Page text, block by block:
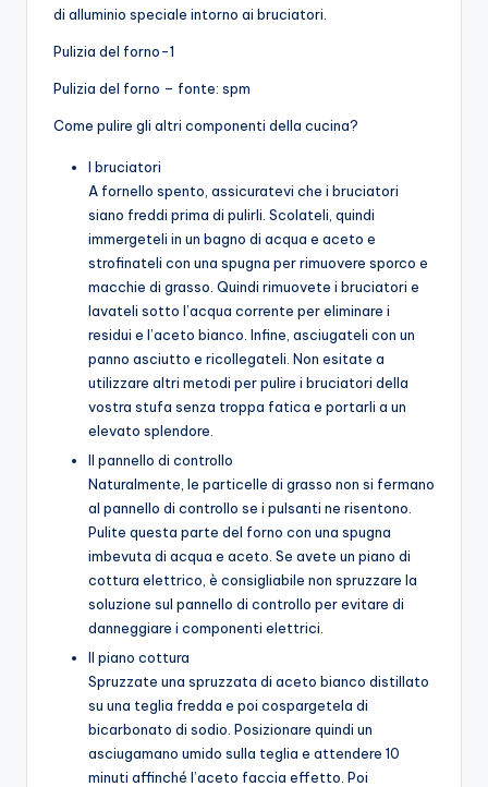
di alluminio speciale intorno ai bruciatori.
Pulizia del forno-1
Pulizia del forno – fonte: spm
Come pulire gli altri componenti della cucina?
I bruciatori
A fornello spento, assicuratevi che i bruciatori
siano freddi prima di pulirli. Scolateli, quindi
immergeteli in un bagno di acqua e aceto e
strofinateli con una spugna per rimuovere sporco e
macchie di grasso. Quindi rimuovete i bruciatori e
lavateli sotto l’acqua corrente per eliminare i
residui e l’aceto bianco. Infine, asciugateli con un
panno asciutto e ricollegateli. Non esitate a
utilizzare altri metodi per pulire i bruciatori della
vostra stufa senza troppa fatica e portarli a un
elevato splendore.
Il pannello di controllo
Naturalmente, le particelle di grasso non si fermano
al pannello di controllo se i pulsanti ne risentono.
Pulite questa parte del forno con una spugna
imbevuta di acqua e aceto. Se avete un piano di
cottura elettrico, è consigliabile non spruzzare la
soluzione sul pannello di controllo per evitare di
danneggiare i componenti elettrici.
Il piano cottura
Spruzzate una spruzzata di aceto bianco distillato
su una teglia fredda e poi cospargetela di
bicarbonato di sodio. Posizionare quindi un
asciugamano umido sulla teglia e attendere 10
minuti affinché l’aceto faccia effetto. Poi